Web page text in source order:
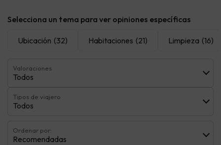
Selecciona un tema para ver opiniones específicas
Ubicación (32) Habitaciones (21) Limpieza (16)
Valoraciones
Todos
Tipos de viajero
Todos
Ordenar por:
Recomendadas